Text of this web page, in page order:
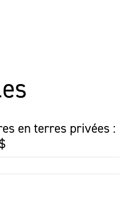
en terres privées :